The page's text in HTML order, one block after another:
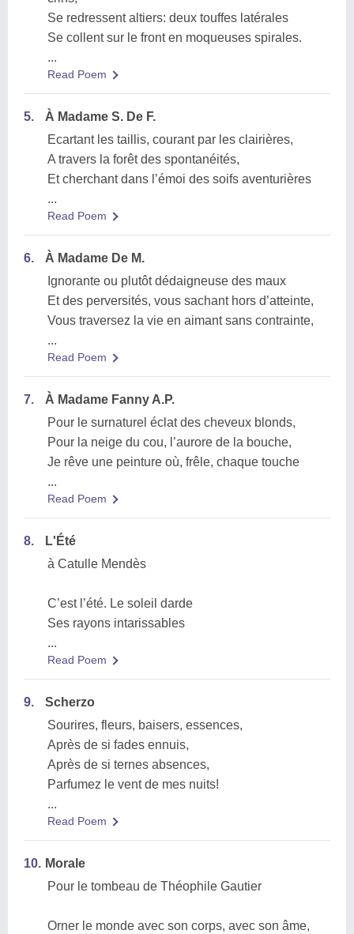
Se redressent altiers: deux touffes latérales
Se collent sur le front en moqueuses spirales.
...
Read Poem
5.
À Madame S. De F.
Ecartant les taillis, courant par les clairières,
A travers la forêt des spontanéités,
Et cherchant dans l’émoi des soifs aventurières
...
Read Poem
6.
À Madame De M.
Ignorante ou plutôt dédaigneuse des maux
Et des perversités, vous sachant hors d’atteinte,
Vous traversez la vie en aimant sans contrainte,
...
Read Poem
7.
À Madame Fanny A.P.
Pour le surnaturel éclat des cheveux blonds,
Pour la neige du cou, l’aurore de la bouche,
Je rêve une peinture où, frêle, chaque touche
...
Read Poem
8.
L'Été
à Catulle Mendès
C’est l’été. Le soleil darde
Ses rayons intarissables
...
Read Poem
9.
Scherzo
Sourires, fleurs, baisers, essences,
Après de si fades ennuis,
Après de si ternes absences,
Parfumez le vent de mes nuits!
...
Read Poem
10. Morale
Pour le tombeau de Théophile Gautier
Orner le monde avec son corps, avec son âme,